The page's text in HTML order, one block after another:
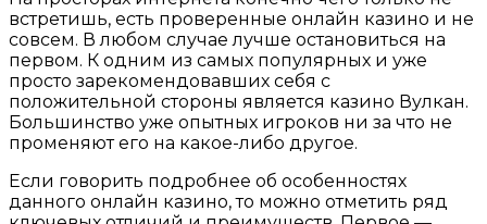
встретишь, есть проверенные онлайн казино и не
совсем. В любом случае лучше остановиться на
первом. К одним из самых популярных и уже
просто зарекомендовавших себя с
положительной стороны является казино Вулкан.
Большинство уже опытных игроков ни за что не
променяют его на какое-либо другое.
Если говорить подробнее об особенностях
данного онлайн казино, то можно отметить ряд